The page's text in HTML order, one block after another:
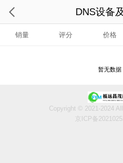
销量 评分 价格
暂无数据
DNS设备
Copyright © 2021-2024
京ICP备